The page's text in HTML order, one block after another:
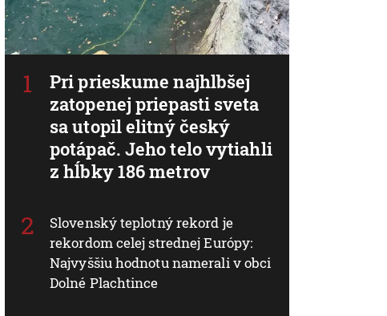
Pri prieskume najhlbšej
zatopenej priepasti sveta
sa utopil elitný český
potápač. Jeho telo vytiahli
z hĺbky 186 metrov
Slovenský teplotný rekord je
rekordom celej strednej Európy:
Najvyššiu hodnotu namerali v obci
Dolné Plachtince